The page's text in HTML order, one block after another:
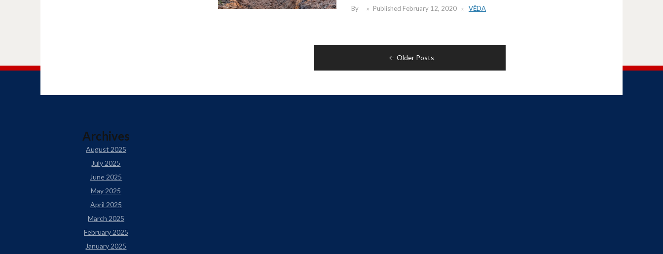
By Published February 12, 2020 VĚDA
Older Posts
Archives
August 2025
July 2025
June 2025
May 2025
April 2025
March 2025
February 2025
January 2025